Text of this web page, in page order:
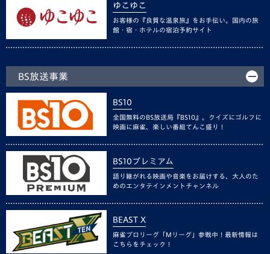
ゆこゆこ
お客様の『良質な温泉旅』をお手伝い。国内の旅
館・宿・ホテルの宿泊予約サイト
BS放送事業
BS10
全国無料のBS放送局『BS10』。クイズにゴルフに
映画に麻雀、楽しい番組てんこ盛り！
BS10プレミアム
語り継がれる映画や音楽をお届けする、大人のた
めのエンタテインメントチャンネル
BEAST X
麻雀プロリーグ「Mリーグ」参戦中！最新情報は
こちらをチェック！